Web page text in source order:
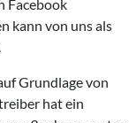
Facebook
kann von uns als
Grundlage von
hat ein